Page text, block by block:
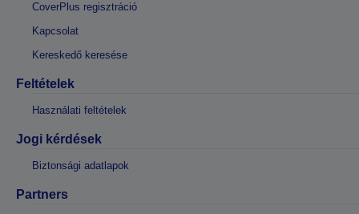
CoverPlus regisztráció
Kapcsolat
Kereskedő keresése
Feltételek
Használati feltételek
Jogi kérdések
Biztonsági adatlapok
Partners